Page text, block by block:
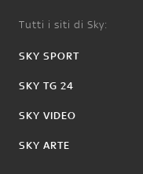
Tutti i siti di Sky:
SKY SPORT
SKY TG 24
SKY VIDEO
SKY ARTE